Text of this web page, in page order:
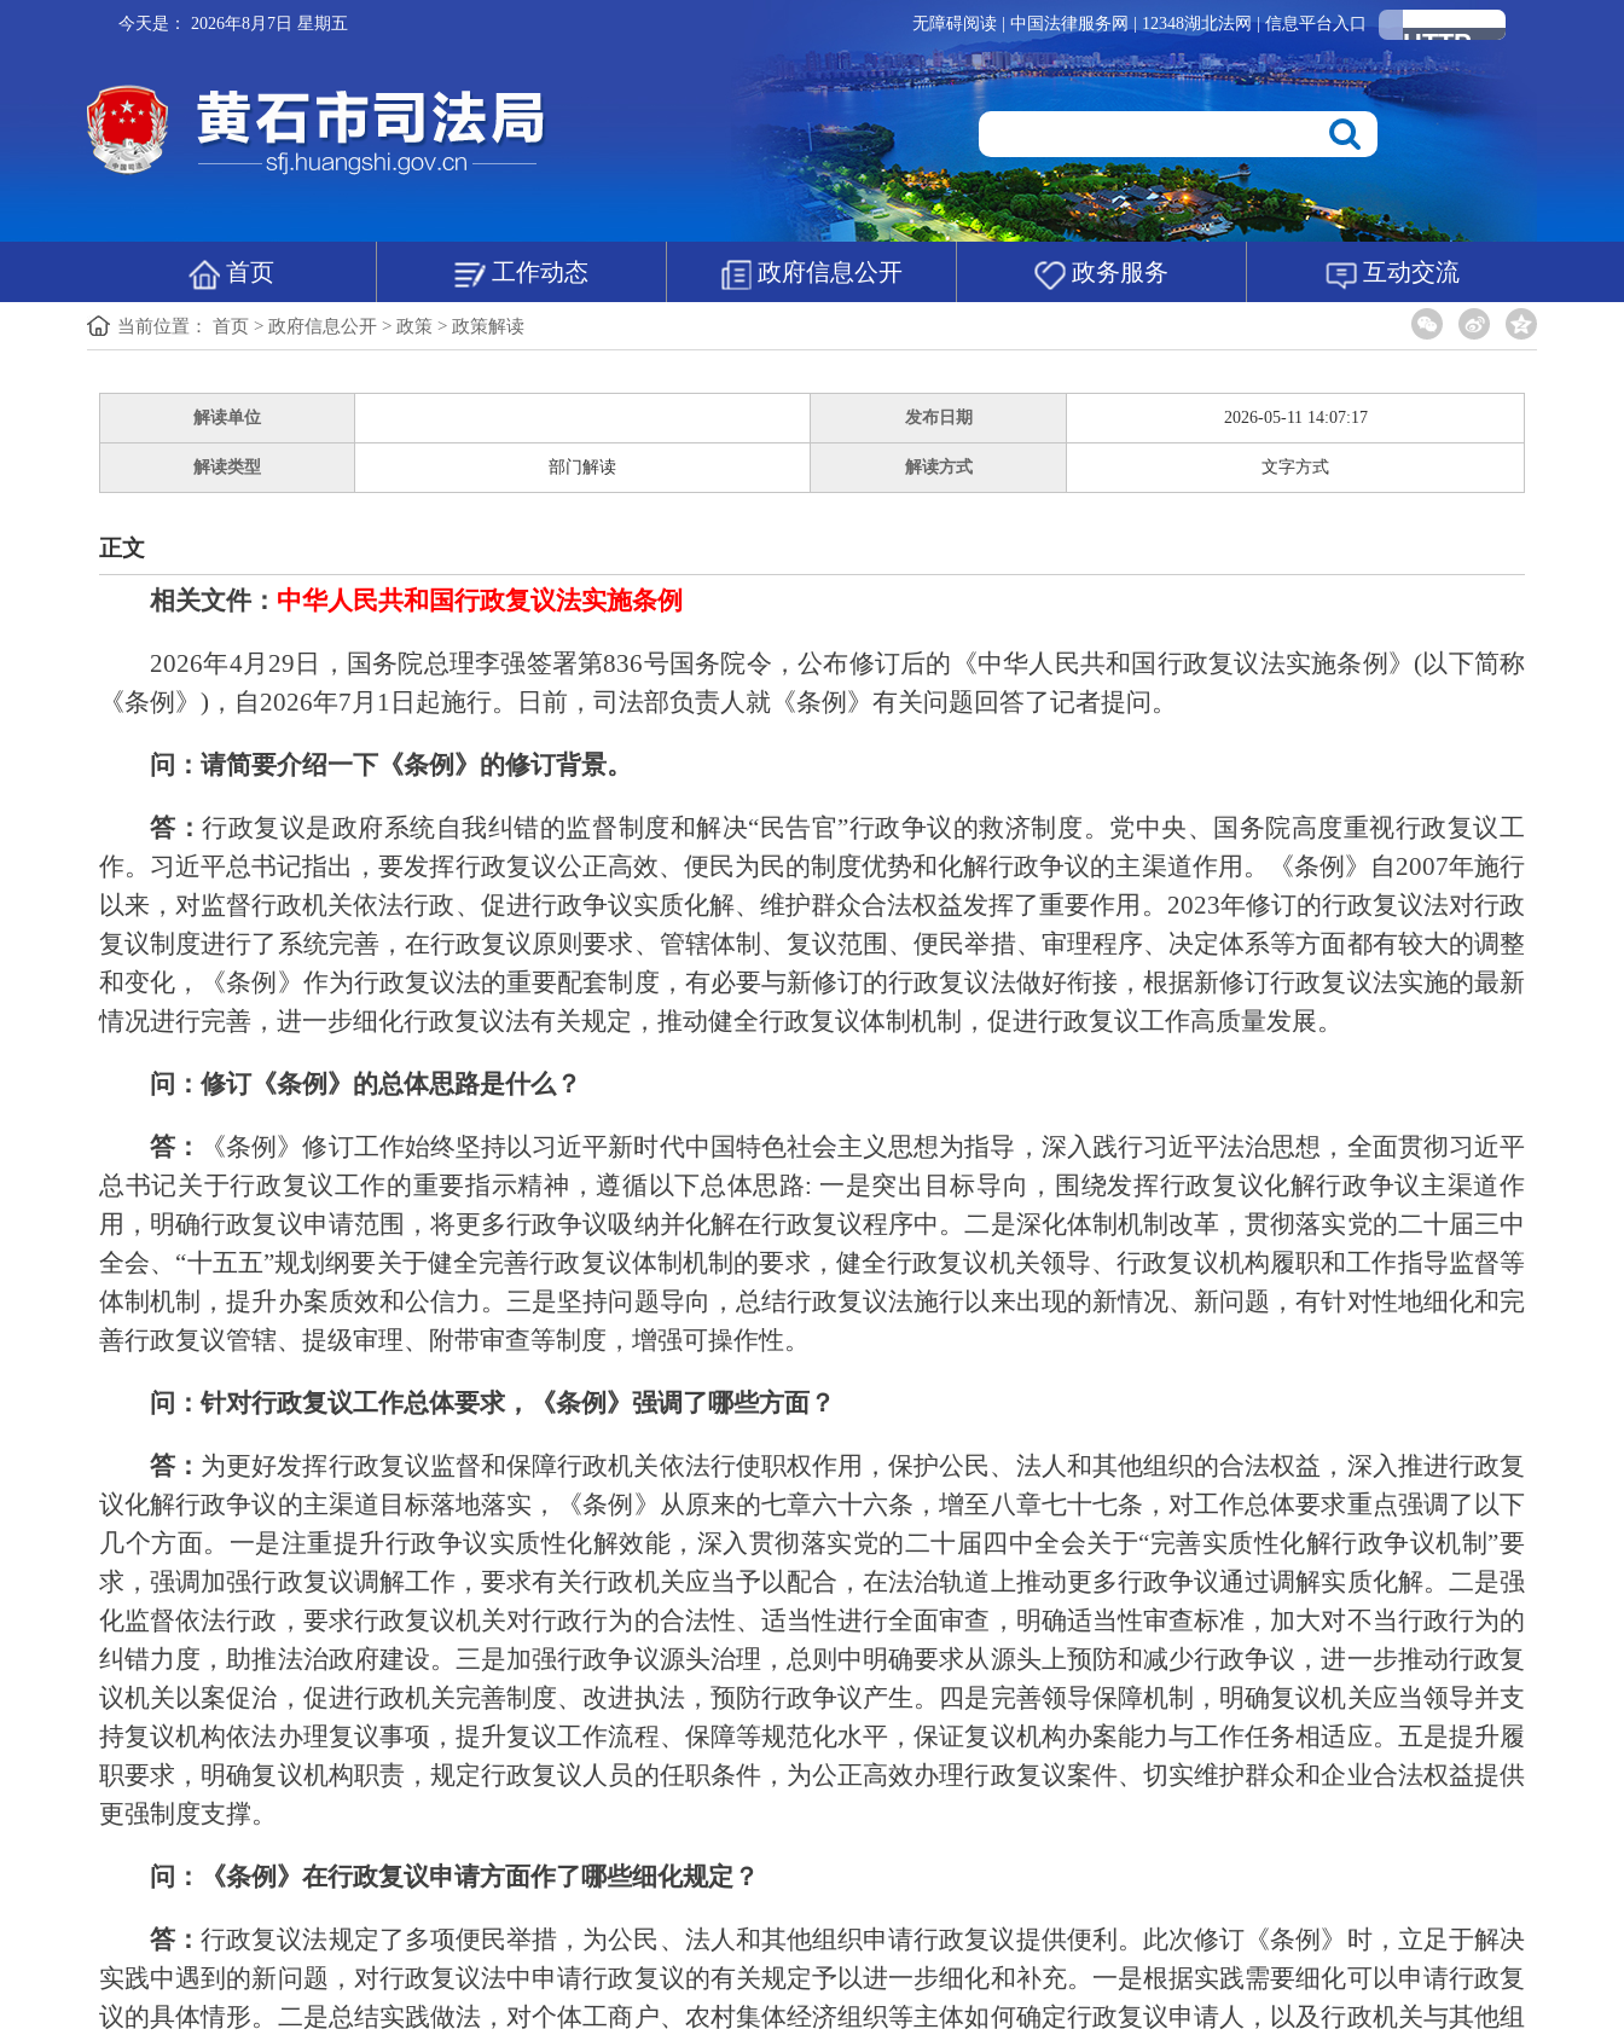
今天是： 2026年8月7日 星期五 无障碍阅读 中国法律服务网 12348湖北法网|信息平台入口
首页 工作动态 政府信息公开 政务服务 互动交流
当前位置： 首页 > 政府信息公开 > 政策 > 政策解读
解读单位 发布日期 2026-05-11 14:07:17
解读类型 部门解读 解读方式 文字方式
正文
相关文件： 中华人民共和国行政复议法实施条例
2026年4月29日，国务院总理李强签署第836号国务院令，公布修订后的《中华人民共和国行政复议法实施条例》(以下简称
《条例》)，自2026年7月1日起施行。日前，司法部负责人就《条例》有关问题回答了记者提问。
问：请简要介绍一下《条例》的修订背景。
答：行政复议是政府系统自我纠错的监督制度和解决“民告官”行政争议的救济制度。党中央、国务院高度重视行政复议工
作。习近平总书记指出，要发挥行政复议公正高效、便民为民的制度优势和化解行政争议的主渠道作用。《条例》自2007年施行
以来，对监督行政机关依法行政、促进行政争议实质化解、维护群众合法权益发挥了重要作用。2023年修订的行政复议法对行政
复议制度进行了系统完善，在行政复议原则要求、管辖体制、复议范围、便民举措、审理程序、决定体系等方面都有较大的调整
和变化，《条例》作为行政复议法的重要配套制度，有必要与新修订的行政复议法做好衔接，根据新修订行政复议法实施的最新
情况进行完善，进一步细化行政复议法有关规定，推动健全行政复议体制机制，促进行政复议工作高质量发展。
问：修订《条例》的总体思路是什么？
答：
《条例》修订工作始终坚持以习近平新时代中国特色社会主义思想为指导，深入践行习近平法治思想，全面贯彻习近平
总书记关于行政复议工作的重要指示精神，遵循以下总体思路: 一是突出目标导向，围绕发挥行政复议化解行政争议主渠道作
用，明确行政复议申请范围，将更多行政争议吸纳并化解在行政复议程序中。二是深化体制机制改革，贯彻落实党的二十届三中
全会、“十五五”规划纲要关于健全完善行政复议体制机制的要求，健全行政复议机关领导、行政复议机构履职和工作指导监督等
体制机制，提升办案质效和公信力。三是坚持问题导向，总结行政复议法施行以来出现的新情况、新问题，有针对性地细化和完
善行政复议管辖、提级审理、附带审查等制度，增强可操作性。
问：针对行政复议工作总体要求，《条例》强调了哪些方面？
答： 为更好发挥行政复议监督和保障行政机关依法行使职权作用，保护公民、法人和其他组织的合法权益，深入推进行政复
议化解行政争议的主渠道目标落地落实，《条例》从原来的七章六十六条，增至八章七十七条，对工作总体要求重点强调了以下
几个方面。一是注重提升行政争议实质性化解效能，深入贯彻落实党的二十届四中全会关于“完善实质性化解行政争议机制”要
求，强调加强行政复议调解工作，要求有关行政机关应当予以配合，在法治轨道上推动更多行政争议通过调解实质化解。二是强
化监督依法行政，要求行政复议机关对行政行为的合法性、适当性进行全面审查，明确适当性审查标准，加大对不当行政行为的
纠错力度，助推法治政府建设。三是加强行政争议源头治理，总则中明确要求从源头上预防和减少行政争议，进一步推动行政复
议机关以案促治，促进行政机关完善制度、改进执法，预防行政争议产生。四是完善领导保障机制，明确复议机关应当领导并支
持复议机构依法办理复议事项，提升复议工作流程、保障等规范化水平，保证复议机构办案能力与工作任务相适应。五是提升履
职要求，明确复议机构职责，规定行政复议人员的任职条件，为公正高效办理行政复议案件、切实维护群众和企业合法权益提供
更强制度支撑。
问：《条例》在行政复议申请方面作了哪些细化规定？
答：行政复议法规定了多项便民举措，为公民、法人和其他组织申请行政复议提供便利。此次修订《条例》时，立足于解决
实践中遇到的新问题，对行政复议法中申请行政复议的有关规定予以进一步细化和补充。一是根据实践需要细化可以申请行政复
议的具体情形。二是总结实践做法，对个体工商户、农村集体经济组织等主体如何确定行政复议申请人，以及行政机关与其他组